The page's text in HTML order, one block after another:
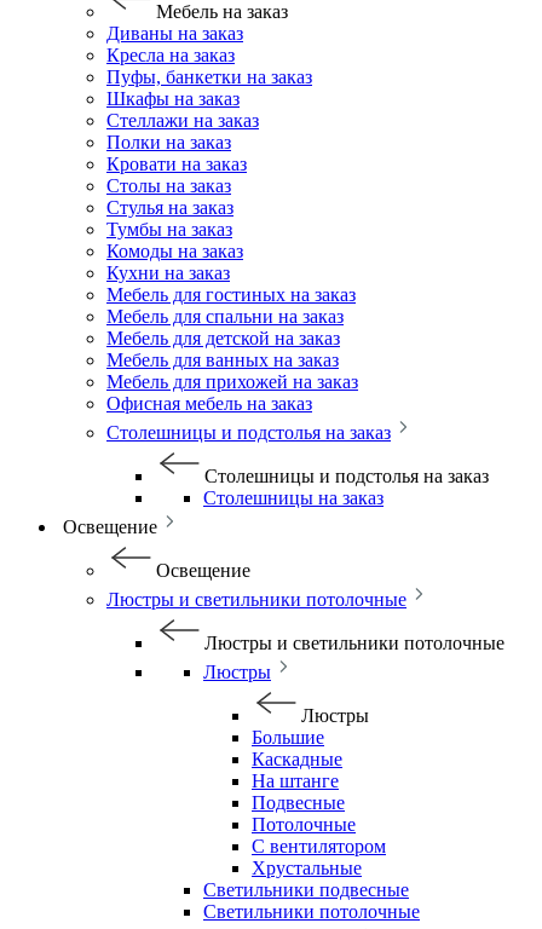
Мебель на заказ
Диваны на заказ
Кресла на заказ
Пуфы, банкетки на заказ
Шкафы на заказ
Стеллажи на заказ
Полки на заказ
Кровати на заказ
Столы на заказ
Стулья на заказ
Тумбы на заказ
Комоды на заказ
Кухни на заказ
Мебель для гостиных на заказ
Мебель для спальни на заказ
Мебель для детской на заказ
Мебель для ванных на заказ
Мебель для прихожей на заказ
Офисная мебель на заказ
Столешницы и подстолья на заказ
Столешницы и подстолья на заказ
Столешницы на заказ
Освещение
Освещение
Люстры и светильники потолочные
Люстры и светильники потолочные
Люстры
Люстры
Большие
Каскадные
На штанге
Подвесные
Потолочные
С вентилятором
Хрустальные
Светильники подвесные
Светильники потолочные